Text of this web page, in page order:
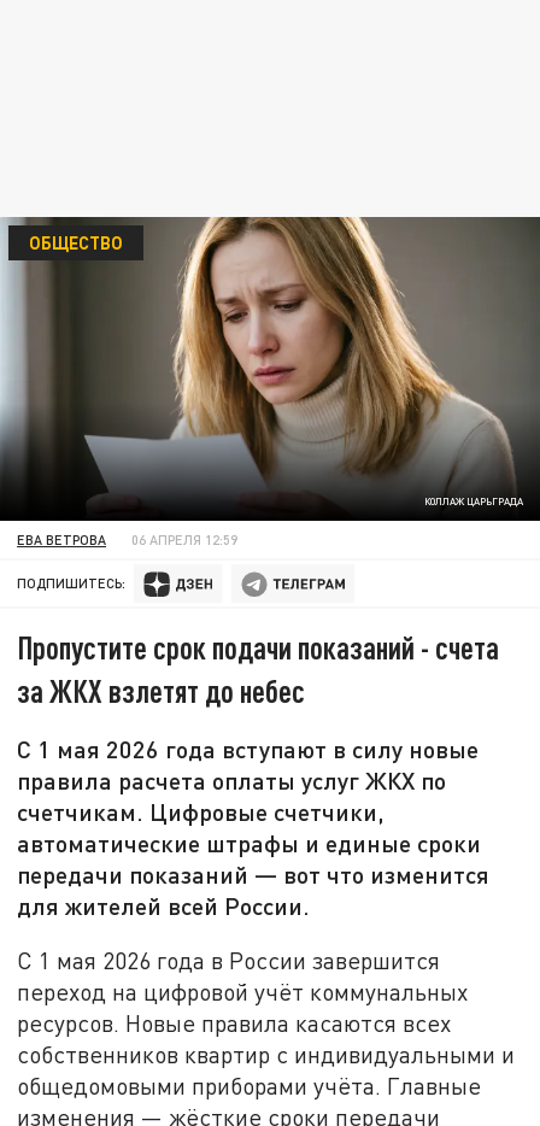
КОЛЛАЖ ЦАРЬГРАДА
ОБЩЕСТВО
ЕВА ВЕТРОВА 06 АПРЕЛЯ 12:59
ПОДПИШИТЕСЬ:
Пропустите срок подачи показаний - счета
за ЖКХ взлетят до небес
С 1 мая 2026 года вступают в силу новые
правила расчета оплаты услуг ЖКХ по
счетчикам. Цифровые счетчики,
автоматические штрафы и единые сроки
передачи показаний — вот что изменится
для жителей всей России.
С 1 мая 2026 года в России завершится
переход на цифровой учёт коммунальных
ресурсов. Новые правила касаются всех
собственников квартир с индивидуальными и
общедомовыми приборами учёта. Главные
изменения — жёсткие сроки передачи